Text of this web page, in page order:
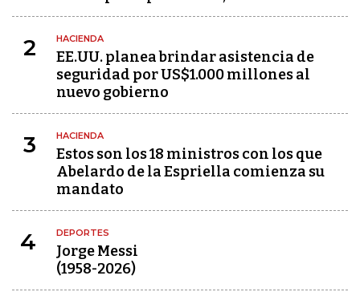
2 HACIENDA
EE.UU. planea brindar asistencia de
seguridad por US$1.000 millones al
nuevo gobierno
3 HACIENDA
Estos son los 18 ministros con los que
Abelardo de la Espriella comienza su
mandato
4 DEPORTES
Jorge Messi
(1958-2026)